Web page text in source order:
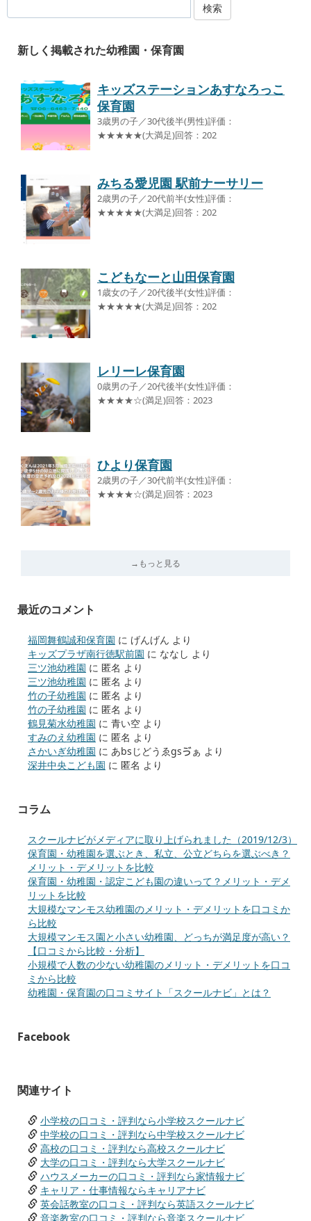
検索
新しく掲載された幼稚園・保育園
キッズステーションあすなろっこ
保育園
3歳男の子／30代後半(男性)評価：
★★★★★(大満足)回答：202
みちる愛児園 駅前ナーサリー
2歳男の子／20代前半(女性)評価：
★★★★★(大満足)回答：202
こどもなーと山田保育園
1歳女の子／20代後半(女性)評価：
★★★★★(大満足)回答：202
レリーレ保育園
0歳男の子／20代後半(女性)評価：
★★★★☆(満足)回答：2023
ひより保育園
2歳男の子／30代前半(女性)評価：
★★★★☆(満足)回答：2023
→もっと見る
最近のコメント
福岡舞鶴誠和保育園 に げんげん より
キッズプラザ南行徳駅前園 に ななし より
三ツ池幼稚園 に 匿名 より
三ツ池幼稚園 に 匿名 より
竹の子幼稚園 に 匿名 より
竹の子幼稚園 に 匿名 より
鶴見菊水幼稚園 に 青い空 より
すみのえ幼稚園 に 匿名 より
さかいぎ幼稚園 に あbsじどうゑgsゔぁ より
深井中央こども園 に 匿名 より
コラム
スクールナビがメディアに取り上げられました（2019/12/3）
保育園・幼稚園を選ぶとき、私立、公立どちらを選ぶべき？
メリット・デメリットを比較
保育園・幼稚園・認定こども園の違いって？メリット・デメ
リットを比較
大規模なマンモス幼稚園のメリット・デメリットを口コミか
ら比較
大規模マンモス園と小さい幼稚園、どっちが満足度が高い？
【口コミから比較・分析】
小規模で人数の少ない幼稚園のメリット・デメリットを口コ
ミから比較
幼稚園・保育園の口コミサイト「スクールナビ」とは？
Facebook
関連サイト
小学校の口コミ・評判なら小学校スクールナビ
中学校の口コミ・評判なら中学校スクールナビ
高校の口コミ・評判なら高校スクールナビ
大学の口コミ・評判なら大学スクールナビ
ハウスメーカーの口コミ・評判なら家情報ナビ
キャリア・仕事情報ならキャリアナビ
英会話教室の口コミ・評判なら英語スクールナビ
音楽教室の口コミ・評判なら音楽スクールナビ